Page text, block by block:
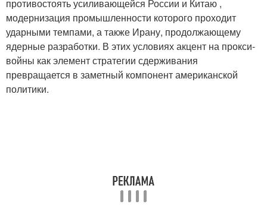
противостоять усиливающейся России и Китаю ,
модернизация промышленности которого проходит
ударными темпами, а также Ирану, продолжающему
ядерные разработки. В этих условиях акцент на прокси-
войны как элемент стратегии сдерживания
превращается в заметный компонент американской
политики.